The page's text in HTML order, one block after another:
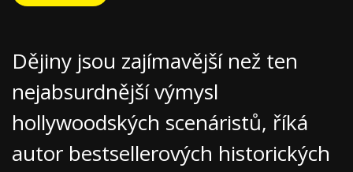
Dějiny jsou zajímavější než ten
nejabsurdnější výmysl
hollywoodských scenáristů, říká
autor bestsellerových historických